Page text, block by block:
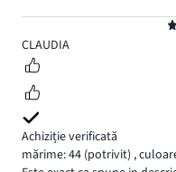
5
CLAUDIA
Achiziție verificată
mărime: 44 (potrivit) ,